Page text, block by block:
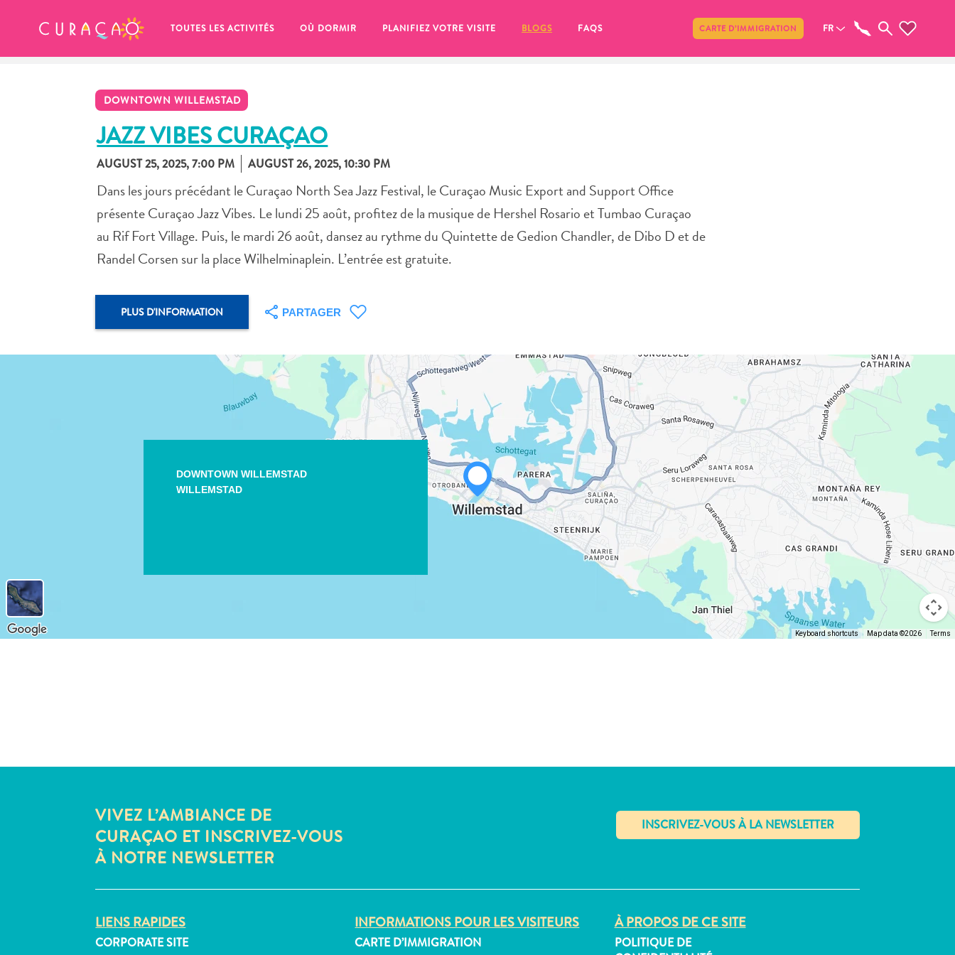
TOUTES LES ACTIVITÉS OÙ DORMIR PLANIFIEZ VOTRE VISITE BLOGS FAQS CARTE D’IMMIGRATION FR
DOWNTOWN WILLEMSTAD
JAZZ VIBES CURAÇAO
AUGUST 25, 2025, 7:00 PM AUGUST 26, 2025, 10:30 PM
Dans les jours précédant le Curaçao North Sea Jazz Festival, le Curaçao Music Export and Support Office
présente Curaçao Jazz Vibes. Le lundi 25 août, profitez de la musique de Hershel Rosario et Tumbao Curaçao
au Rif Fort Village. Puis, le mardi 26 août, dansez au rythme du Quintette de Gedion Chandler, de Dibo D et de
Randel Corsen sur la place Wilhelminaplein. L’entrée est gratuite.
PLUS D'INFORMATION PARTAGER
WHATSAPP
DOWNTOWN WILLEMSTAD
WILLEMSTAD
Keyboard shortcuts Map data ©2026 Terms
VIVEZ L’AMBIANCE DE
CURAÇAO ET INSCRIVEZ-VOUS
À NOTRE NEWSLETTER
✕
LIENS RAPIDES
CORPORATE SITE
INFORMATIONS POUR LES VISITEURS
CARTE D’IMMIGRATION
À PROPOS DE CE SITE
POLITIQUE DE
MES FAVORIS Partager
of your favorite places to stay yet.